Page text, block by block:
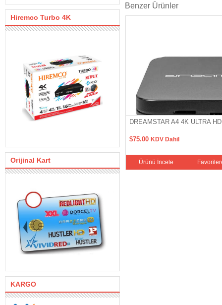
Hiremco Turbo 4K
Orijinal Kart
KARGO
Benzer Ürünler
TV BOX
Favorilere Ekle
DREAMSTAR A4 4K ULTRA
$75.00KDV Dahil
Ürünü İncele